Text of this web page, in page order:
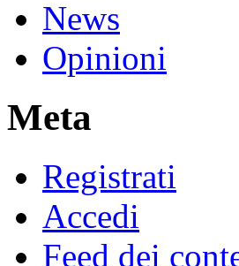
News
Opinioni
Meta
Registrati
Accedi
Feed dei